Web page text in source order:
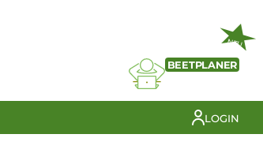
NEU
BEETPLANER
LOGIN